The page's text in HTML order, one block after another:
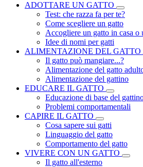
ADOTTARE UN GATTO
Test: che razza fa per te?
Come scegliere un gatto
Accogliere un gatto in casa
Idee di nomi per gatti
ALIMENTAZIONE DEL GATTO
Il gatto può mangiare...?
Alimentazione del gatto
Alimentazione del gattino
EDUCARE IL GATTO
Educazione di base del
Problemi comportamentali
CAPIRE IL GATTO
Cosa sapere sui gatti
Linguaggio del gatto
Comportamento del gatto
VIVERE CON UN GATTO
Il gatto all'esterno